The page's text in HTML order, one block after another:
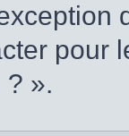
pour
? ».